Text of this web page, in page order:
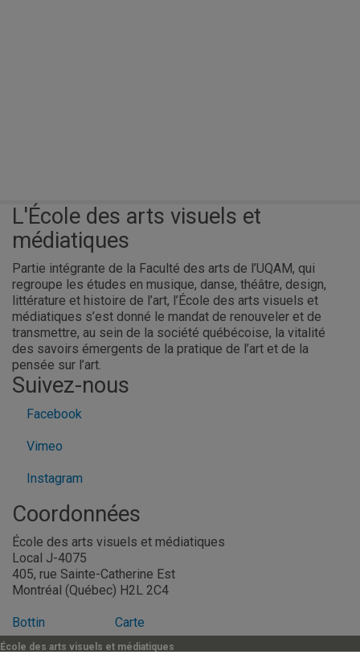
L'École des arts visuels et
médiatiques
Partie intégrante de la Faculté des arts de l’UQAM, qui
regroupe les études en musique, danse, théâtre, design,
littérature et histoire de l’art, l’École des arts visuels et
médiatiques s’est donné le mandat de renouveler et de
transmettre, au sein de la société québécoise, la vitalité
des savoirs émergents de la pratique de l’art et de la
pensée sur l’art.
Suivez-nous
Facebook
Vimeo
Instagram
Coordonnées
École des arts visuels et médiatiques
Local J-4075
405, rue Sainte-Catherine Est
Montréal (Québec) H2L 2C4
Bottin Carte
École des arts visuels et médiatiques